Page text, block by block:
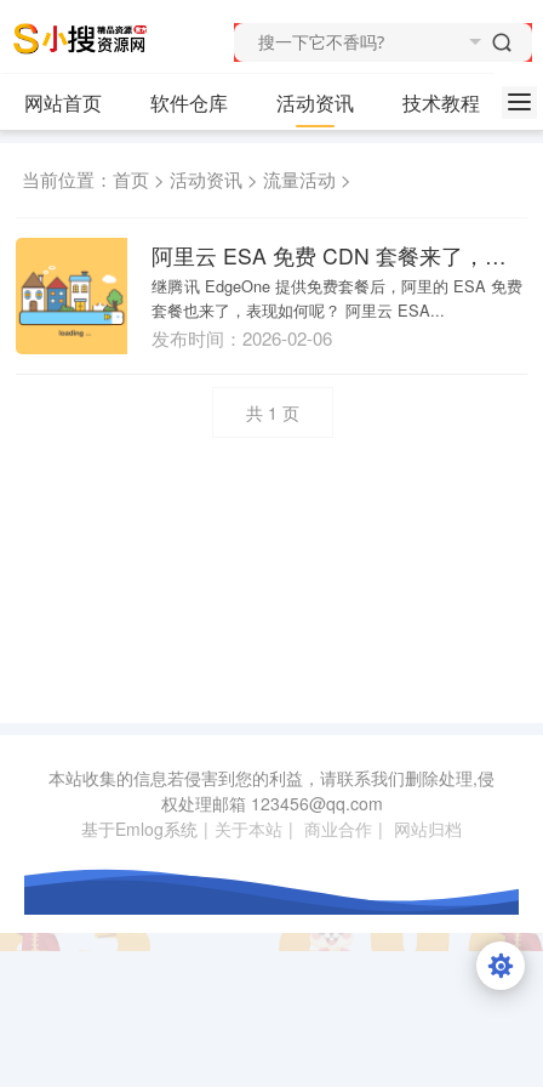
网站首页 软件仓库 活动资讯 技术教程
当前位置：首页 >活动资讯 >流量活动 >
阿里云 ESA 免费 CDN 套餐来了，不限流量、全球加速，附使用简测和免费续费！
继腾讯 EdgeOne 提供免费套餐后，阿里的 ESA 免费
套餐也来了，表现如何呢？ 阿里云 ESA...
发布时间：2026-02-06
共 1 页
本站收集的信息若侵害到您的利益，请联系我们删除处理,侵
权处理邮箱 123456@qq.com
基于Emlog系统 | 关于本站 | 商业合作 | 网站归档